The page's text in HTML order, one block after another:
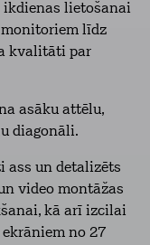
ikdienas lietošanai
līdz
kvalitāti par
asāku attēlu,
diagonāli.
ass un detalizēts
video montāžas
kā arī izcilai
no 27